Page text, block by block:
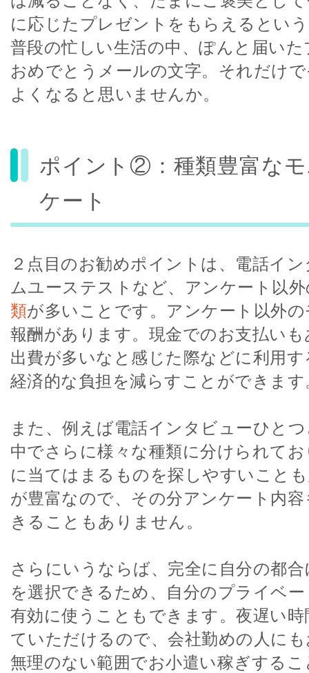
に応じたプレゼントをもらえるとい
普段の忙しい生活の中、ぽんと届い
おめでとうメールの文字。それだけ
よくなると思いませんか。
ポイント②：種類豊富な
ケート
２点目のお勧めポイントは、電話イ
ムユーステストなど、アンケート以
類が多いことです。アンケート以外
報酬があります。現金でのお支払い
出費が多いなと感じた際などに利用
経済的な負担を減らすことができます
また、例えば電話インタビューひと
中でさらに様々な種類に分けられて
に当てはまるものを探しやすいこと
が豊富なので、その分アンケート内
きることもありません。
さらにいうならば、完全に自分の都
を選択できるため、自分のプライベ
有効に使うこともできます。夜遅い
ていただけるので、会社勤めの人に
無理のない範囲でお小遣い稼ぎする